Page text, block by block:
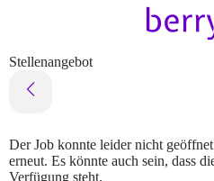
Stellenangebot
Der Job konnte leider nicht
erneut. Es könnte auch sein, dass
Verfügung steht.